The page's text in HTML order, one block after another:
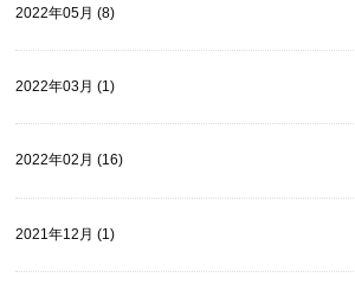
2022年05月 (8)
2022年03月 (1)
2022年02月 (16)
2021年12月 (1)